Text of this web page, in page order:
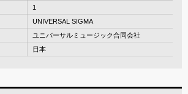
1
UNIVERSAL SIGMA
ユニバーサルミュージック合同会社
日本